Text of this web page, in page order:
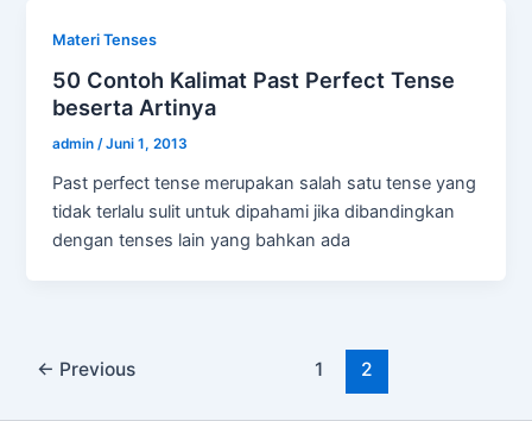
Materi Tenses
50 Contoh Kalimat Past Perfect Tense
beserta Artinya
admin/Juni 1, 2013
Past perfect tense merupakan salah satu tense yang
tidak terlalu sulit untuk dipahami jika dibandingkan
dengan tenses lain yang bahkan ada
← Previous 1 2